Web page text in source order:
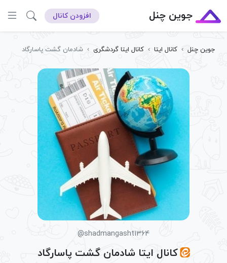
جوین چنل افزودن کانال
جوین چنل › کانال ایتا › کانال ایتا گردشگری › شادمان گشت پاسارگاد
@shadmangasht1364
کانال ایتا شادمان گشت پاسارگاد